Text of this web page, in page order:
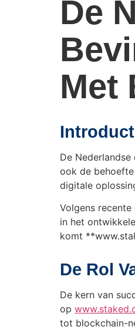
De
Met
De
ook de
digitale
Volgens
in het
komt
De Rol
De kern van
op
tot blockchain-